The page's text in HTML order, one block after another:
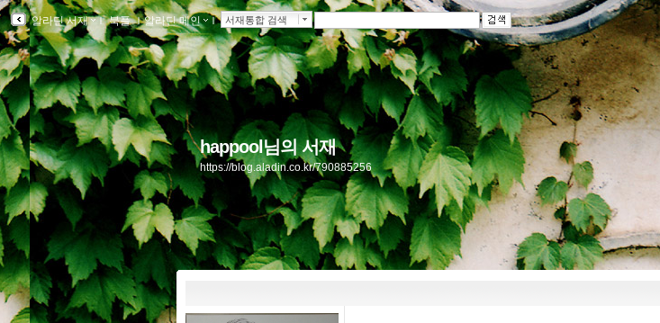
알라딘 서재 ｌ북플ｌ알라딘 메인 ｌ 서재통합 검색
happool님의 서재
https://blog.aladin.co.kr/790885256